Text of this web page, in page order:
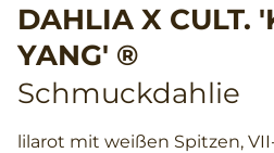
DAHLIA X CULT.
YANG' ®
Schmuckdahlie
lilarot mit weißen Spitzen,